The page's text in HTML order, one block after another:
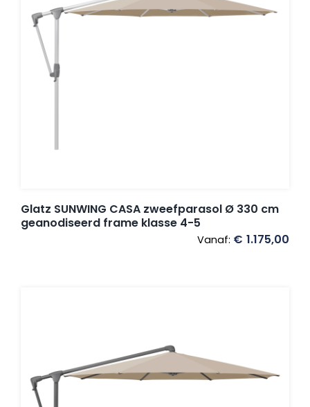
Glatz SUNWING CASA zweefparasol Ø 330 cm
geanodiseerd frame klasse 4-5
Vanaf: € 1.175,00